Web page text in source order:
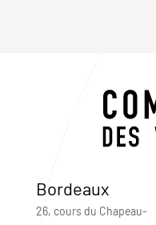
Bordeaux
26, cours du Chapeau-